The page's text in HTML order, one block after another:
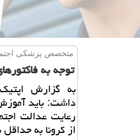
متخصص پزشكی
توجه به
به گزارش
داشت: باید
رعایت عدالت
از كرونا به